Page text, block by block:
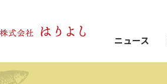
ニュース